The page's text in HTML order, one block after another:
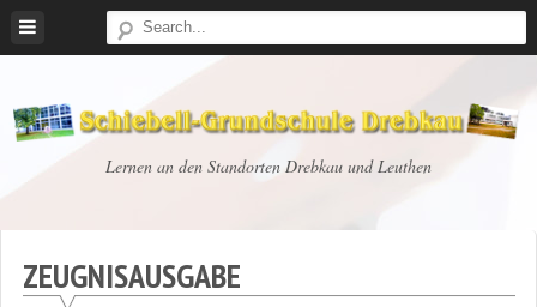
Skip
Schiebell-
Drebkau
Lernen an den Standorten Drebkau und Leuthen
ZEUGNISAUSGABE